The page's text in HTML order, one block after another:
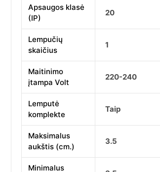
Apsaugos klasė
(IP)
20
Lempučių
skaičius
1
Maitinimo
įtampa Volt
220-240
Lemputė
komplekte
Taip
Maksimalus
aukštis (cm.)
3.5
Minimalus